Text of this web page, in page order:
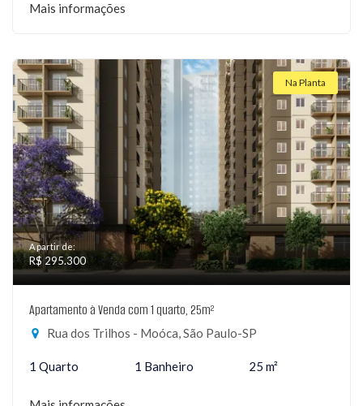
Mais informações
Na Planta
A partir de:
R$ 295.300
Apartamento à Venda com 1 quarto, 25m²
Rua dos Trilhos - Moóca, São Paulo-SP
1 Quarto 1 Banheiro 25 m²